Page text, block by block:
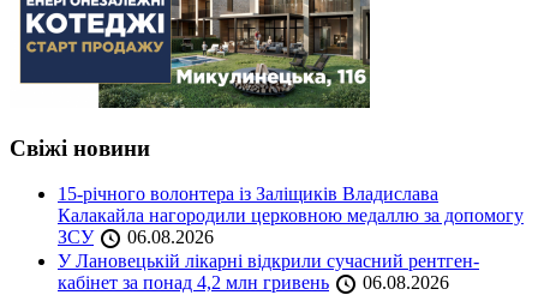
Свіжі новини
15-річного волонтера із Заліщиків Владислава
Калакайла нагородили церковною медаллю за допомогу
ЗСУ
06.08.2026
У Лановецькій лікарні відкрили сучасний рентген-
кабінет за понад 4,2 млн гривень
06.08.2026